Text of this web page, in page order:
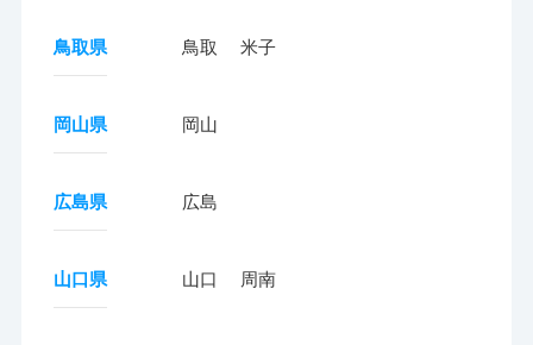
鳥取県 鳥取 米子
岡山県 岡山
広島県 広島
山口県 山口 周南